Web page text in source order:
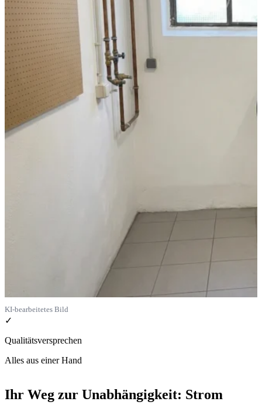
KI-bearbeitetes Bild
✓
Qualitätsversprechen
Alles aus einer Hand
Ihr Weg zur Unabhängigkeit: Strom